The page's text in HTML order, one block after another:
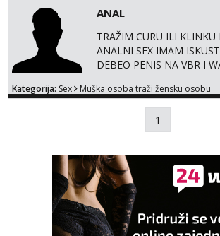
ANAL
TRAŽIM CURU ILI KLINKU
ANALNI SEX IMAM
DEBEO PENIS NA VBR I
Kategorija: Sex Muška osoba traži žensku osobu
1